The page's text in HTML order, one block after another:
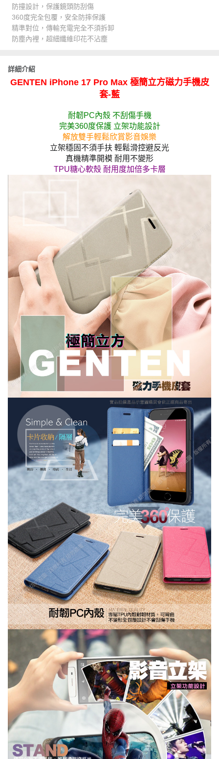
防撞設計，保護鏡頭防刮傷
360度完全包覆，安全防摔保護
精準對位，傳輸充電完全不須拆卸
防塵內裡，超細纖維印花不沾塵
詳細介紹
GENTEN iPhone 17 Pro Max 極簡立方磁力手機皮
套-藍
耐韌PC內殼 不刮傷手機
完美360度保護 立架功能設計
解放雙手輕鬆欣賞影音娛樂
立架穩固不須手扶 輕鬆滑控避反光
真機精準開模 耐用不變形
TPU糖心軟殼 耐用度加倍多卡層